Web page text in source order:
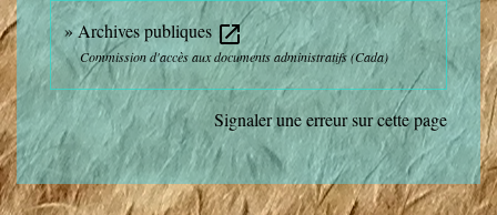
Archives publiques open_in_new
Commission d'accès aux documents administratifs (Cada)
Signaler une erreur sur cette page